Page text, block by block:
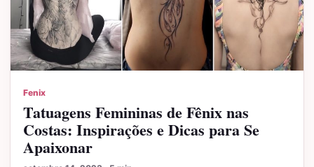
Fenix
Tatuagens Femininas de Fênix nas
Costas: Inspirações e Dicas para Se
Apaixonar